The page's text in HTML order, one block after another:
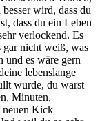
wird, dass du
dass du ein Leben
verlockend. Es
gar nicht weiß, was
und es wäre gern
lebenslange
wurde, du warst
Minuten,
neuen Kick